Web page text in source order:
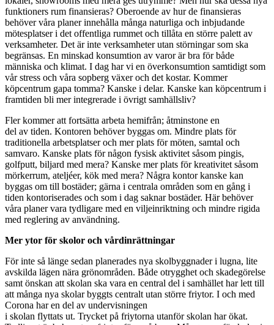
funktioners rum finansieras? Oberoende av hur de finansieras
behöver våra planer innehålla många naturliga och inbjudande
mötesplatser i det offentliga rummet och tillåta en större palett av
verksamheter. Det är inte verksamheter utan störningar som ska
begränsas. En minskad konsumtion av varor är bra för både
människa och klimat. I dag har vi en överkonsumtion samtidigt som
vår stress och våra sopberg växer och det kostar. Kommer
köpcentrum gapa tomma? Kanske i delar. Kanske kan köpcentrum i
framtiden bli mer integrerade i övrigt samhällsliv?
Fler kommer att fortsätta arbeta hemifrån; åtminstone en
del av tiden. Kontoren behöver byggas om. Mindre plats för
traditionella arbetsplatser och mer plats för möten, samtal och
samvaro. Kanske plats för någon fysisk aktivitet såsom pingis,
golfputt, biljard med mera? Kanske mer plats för kreativitet såsom
mörkerrum, ateljéer, kök med mera? Några kontor kanske kan
byggas om till bostäder; gärna i centrala områden som en gång i
tiden kontoriserades och som i dag saknar bostäder. Här behöver
våra planer vara tydligare med en viljeinriktning och mindre rigida
med reglering av användning.
Mer ytor för skolor och vårdinrättningar
För inte så länge sedan planerades nya skolbyggnader i lugna, lite
avskilda lägen nära grönområden. Både otrygghet och skadegörelse
samt önskan att skolan ska vara en central del i samhället har lett till
att många nya skolar byggts centralt utan större friytor. I och med
Corona har en del av undervisningen
i skolan flyttats ut. Trycket på friytorna utanför skolan har ökat.